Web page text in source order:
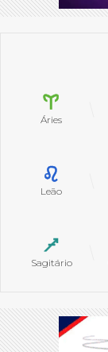
Áries
Leão
Sagitário